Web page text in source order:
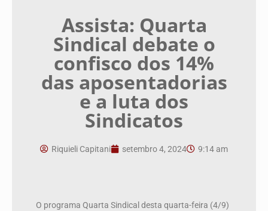
Assista: Quarta
Sindical debate o
confisco dos 14%
das aposentadorias
e a luta dos
Sindicatos
Riquieli Capitani setembro 4, 2024 9:14 am
O programa Quarta Sindical desta quarta-feira (4/9)